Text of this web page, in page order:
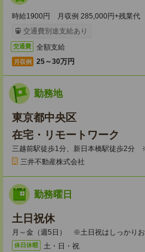
時給1900円 月収例 285,000円+残業代
交通費別途支給あり
交通費 全額支給
月収例 25～30万円
勤務地
東京都中央区
在宅・リモートワーク
三越前駅徒歩1分、新日本橋駅徒歩2分
三井不動産株式会社
勤務曜日
土日祝休
月～金（週5日） ※土日祝はしっかりお
休日休暇 土・日・祝